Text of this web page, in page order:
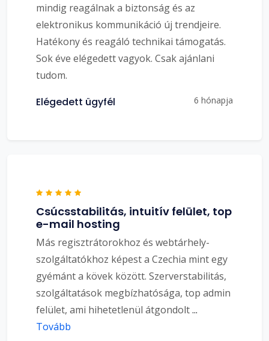
mindig reagálnak a biztonság és az
elektronikus kommunikáció új trendjeire.
Hatékony és reagáló technikai támogatás.
Sok éve elégedett vagyok. Csak ajánlani
tudom.
Elégedett ügyfél 6 hónapja
Csúcsstabilitás, intuitív felület, top
e-mail hosting
Más regisztrátorokhoz és webtárhely-
szolgáltatókhoz képest a Czechia mint egy
gyémánt a kövek között. Szerverstabilitás,
szolgáltatások megbízhatósága, top admin
felület, ami hihetetlenül átgondolt...
Tovább